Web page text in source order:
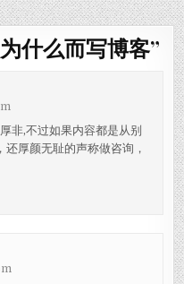
什么而写博客”
非,不过如果内容都是从别
厚颜无耻的声称做咨询，